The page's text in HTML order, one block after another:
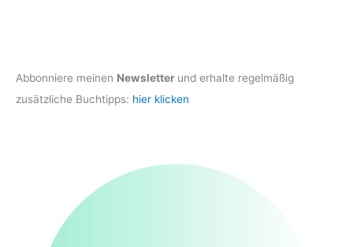
Abbonniere meinen Newsletter und erhalte regelmäßig
zusätzliche Buchtipps: hier klicken